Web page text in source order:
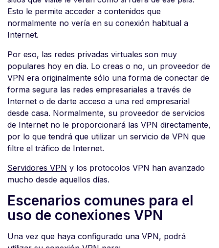
Esto le permite acceder a contenidos que
normalmente no vería en su conexión habitual a
Internet.
Por eso, las redes privadas virtuales son muy
populares hoy en día. Lo creas o no, un proveedor de
VPN era originalmente sólo una forma de conectar de
forma segura las redes empresariales a través de
Internet o de darte acceso a una red empresarial
desde casa. Normalmente, su proveedor de servicios
de Internet no le proporcionará las VPN directamente,
por lo que tendrá que utilizar un servicio de VPN que
filtre el tráfico de Internet.
Servidores VPN y los protocolos VPN han avanzado
mucho desde aquellos días.
Escenarios comunes para el
uso de conexiones VPN
Una vez que haya configurado una VPN, podrá